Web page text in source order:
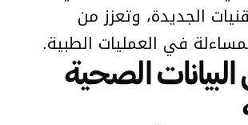
الجديدة، وتعزز من
في العمليات الطبية.
الصحية